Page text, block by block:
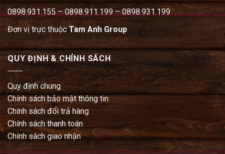
0898.931.155 – 0898.911.199 – 0898.931.199
Đơn vị trực thuộcTam Anh Group
QUY ĐỊNH & CHÍNH SÁCH
Quy định chung
Chính sách bảo mật thông tin
Chính sách đổi trả hàng
Chính sách thanh toán
Chính sách giao nhận